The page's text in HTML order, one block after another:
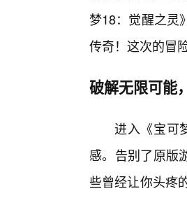
梦18：觉醒之灵
传奇！这次的冒
破解无限可能
进入《宝可
感。告别了原版
些曾经让你头疼